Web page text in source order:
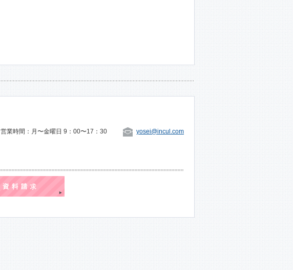
営業時間：月〜金曜日 9：00〜17：30 yosei@incul.com